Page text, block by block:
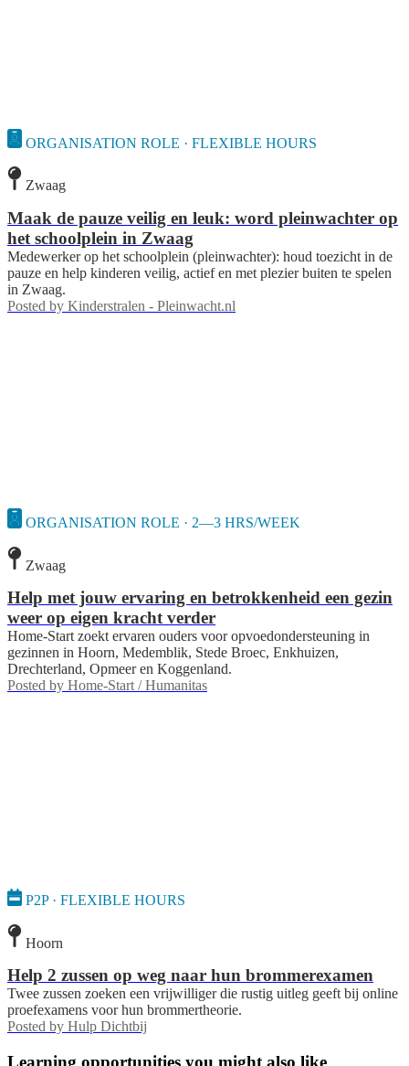
ORGANISATION ROLE · FLEXIBLE HOURS
Zwaag
Maak de pauze veilig en leuk: word pleinwachter op
het schoolplein in Zwaag
Medewerker op het schoolplein (pleinwachter): houd toezicht in de
pauze en help kinderen veilig, actief en met plezier buiten te spelen
in Zwaag.
Posted by Kinderstralen - Pleinwacht.nl
ORGANISATION ROLE · 2—3 HRS/WEEK
Zwaag
Help met jouw ervaring en betrokkenheid een gezin
weer op eigen kracht verder
Home-Start zoekt ervaren ouders voor opvoedondersteuning in
gezinnen in Hoorn, Medemblik, Stede Broec, Enkhuizen,
Drechterland, Opmeer en Koggenland.
Posted by Home-Start / Humanitas
P2P · FLEXIBLE HOURS
Hoorn
Help 2 zussen op weg naar hun brommerexamen
Twee zussen zoeken een vrijwilliger die rustig uitleg geeft bij online
proefexamens voor hun brommertheorie.
Posted by Hulp Dichtbij
Learning opportunities you might also like